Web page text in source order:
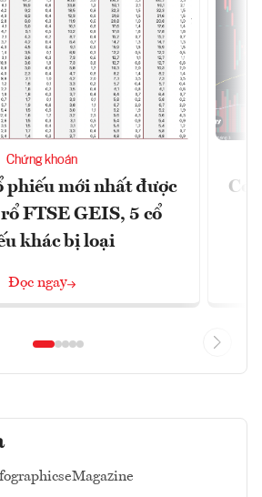
Chứng khoán
phiếu mới nhất được
FTSE GEIS, 5 cổ
khác bị loại
Đọc ngay
Có
eMagazine